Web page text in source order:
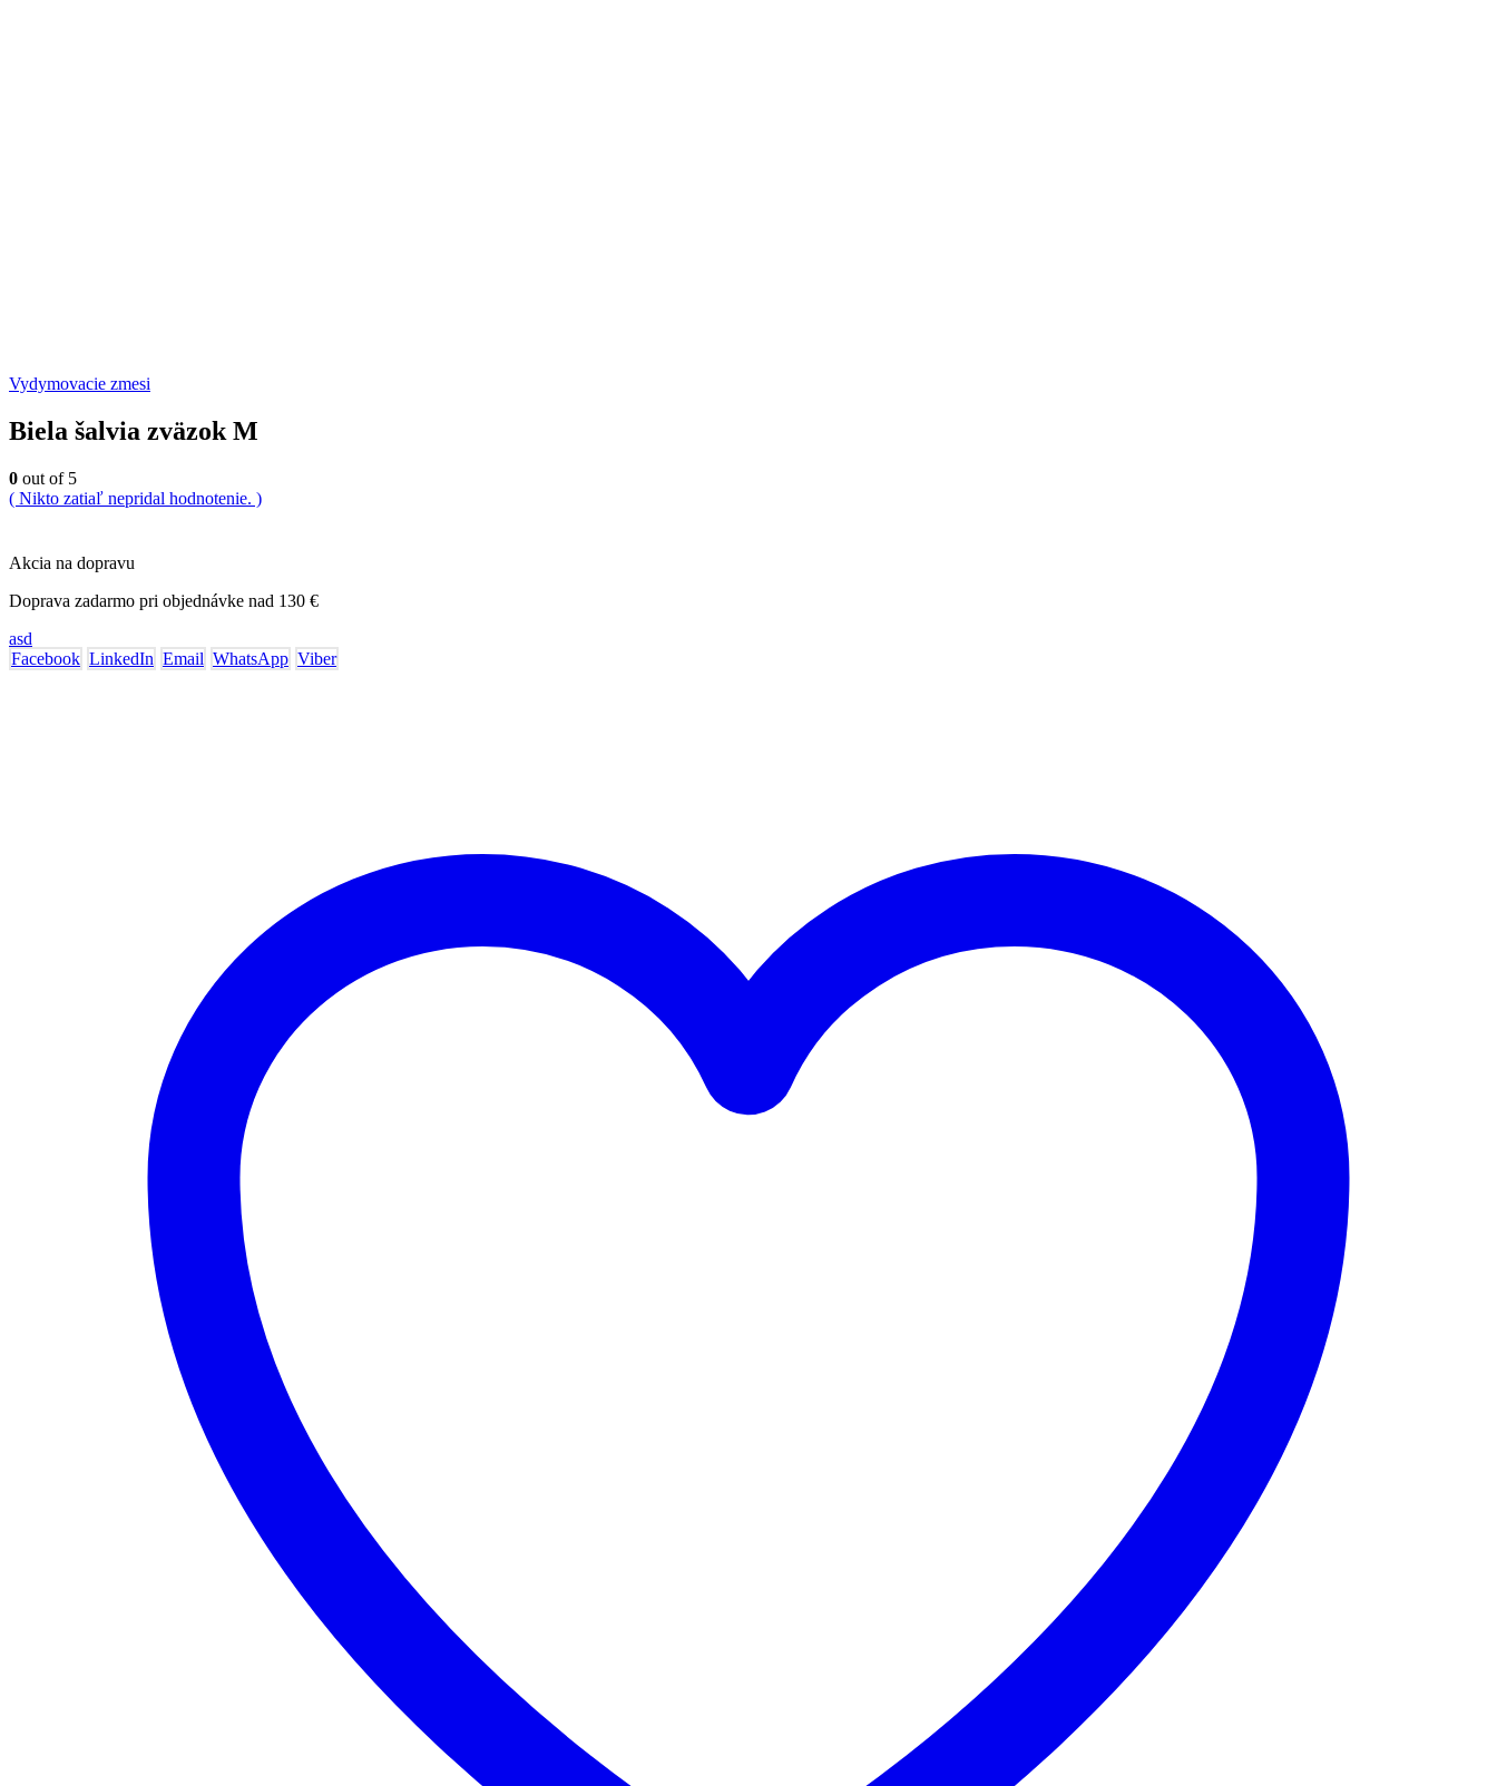
Vydymovacie zmesi
Biela šalvia zväzok M
0 out of 5
( Nikto zatiaľ nepridal hodnotenie. )
Akcia na dopravu
Doprava zadarmo pri objednávke nad 130 €
asd
Facebook LinkedIn Email WhatsApp Viber